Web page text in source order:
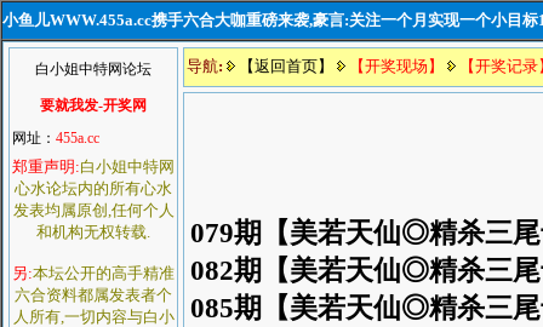
小鱼儿WWW.455a.cc携手六合大咖重磅来袭,豪言:关注一个月实现一个小目标
白小姐中特网论坛
要就我发-开奖网
网址： 455a.cc
郑重声明:白小姐中特网
心水论坛内的所有心水
发表均属原创,任何个人
和机构无权转载.
另:本坛公开的高手精准
六合资料都属发表者个
人所有,一切内容与白小
导航: 【返回首页】 【开奖现场】 【开奖记录
079期
【美若天仙◎精杀三
082期
【美若天仙◎精杀三
085期
【美若天仙◎精杀三